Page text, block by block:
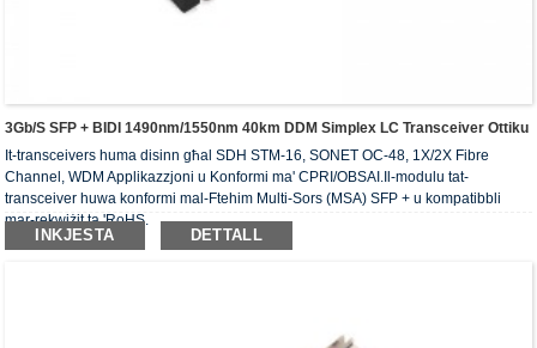
3Gb/s SFP + BIDI 1490nm/1550nm 40km DDM Simplex LC Transceiver Ottiku
It-transceivers huma disinn għal SDH STM-16, SONET OC-48, 1X/2X Fibre
Channel, WDM Applikazzjoni u Konformi ma' CPRI/OBSAI.Il-modulu tat-
transceiver huwa konformi mal-Ftehim Multi-Sors (MSA) SFP + u kompatibbli
mar-rekwiżit ta 'RoHS.
INKJESTA DETTALL